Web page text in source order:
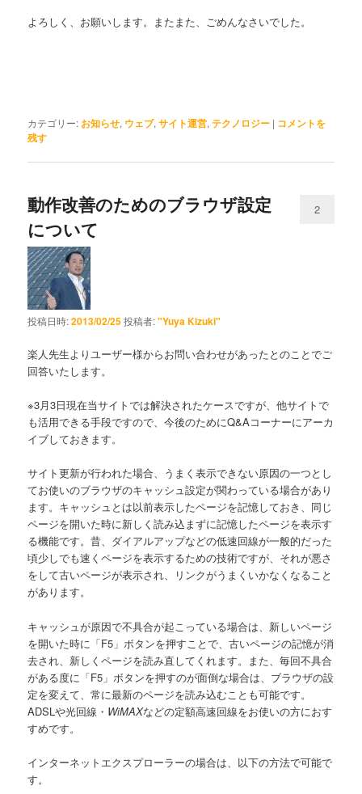
よろしく、お願いします。またまた、ごめんなさいでした。
カテゴリー: お知らせ, ウェブ,サイト運営,テクノロジー | コメントを
残す
動作改善のためのブラウザ設定
について
投稿日時:2013/02/25投稿者:"Yuya Kizuki"
2
楽人先生よりユーザー様からお問い合わせがあったとのことでご
回答いたします。
※3月3日現在当サイトでは解決されたケースですが、他サイトで
も活用できる手段ですので、今後のためにQ&Aコーナーにアーカ
イブしておきます。
サイト更新が行われた場合、うまく表示できない原因の一つとし
てお使いのブラウザのキャッシュ設定が関わっている場合があり
ます。キャッシュとは以前表示したページを記憶しておき、同じ
ページを開いた時に新しく読み込まずに記憶したページを表示す
る機能です。昔、ダイアルアップなどの低速回線が一般的だった
頃少しでも速くページを表示するための技術ですが、それが悪さ
をして古いページが表示され、リンクがうまくいかなくなること
があります。
キャッシュが原因で不具合が起こっている場合は、新しいページ
を開いた時に「F5」ボタンを押すことで、古いページの記憶が消
去され、新しくページを読み直してくれます。また、毎回不具合
がある度に「F5」ボタンを押すのが面倒な場合は、ブラウザの設
定を変えて、常に最新のページを読み込むことも可能です。
ADSLや光回線・ WiMAXなどの定額高速回線をお使いの方におす
すめです。
インターネットエクスプローラーの場合は、以下の方法で可能で
す。